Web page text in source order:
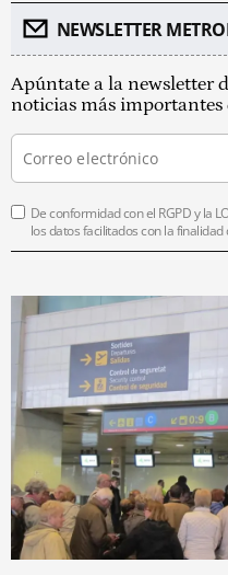
NEWSLETTER
Apúntate a la newsletter
noticias más importantes
De conformidad con el RGPD y la
los datos facilitados con la